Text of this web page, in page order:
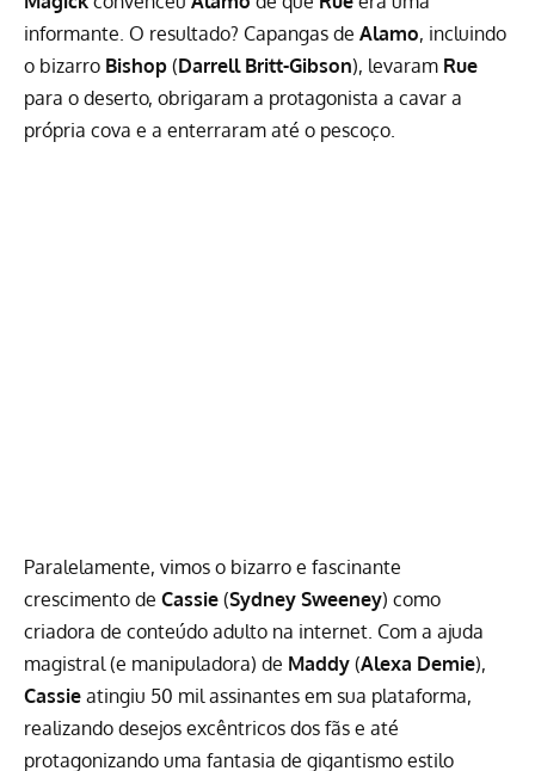
informante. O resultado? Capangas de Alamo, incluindo
o bizarro Bishop (Darrell Britt-Gibson), levaram Rue
para o deserto, obrigaram a protagonista a cavar a
própria cova e a enterraram até o pescoço.
Paralelamente, vimos o bizarro e fascinante
crescimento de Cassie (Sydney Sweeney) como
criadora de conteúdo adulto na internet. Com a ajuda
magistral (e manipuladora) de Maddy (Alexa Demie),
Cassie atingiu 50 mil assinantes em sua plataforma,
realizando desejos excêntricos dos fãs e até
protagonizando uma fantasia de gigantismo estilo